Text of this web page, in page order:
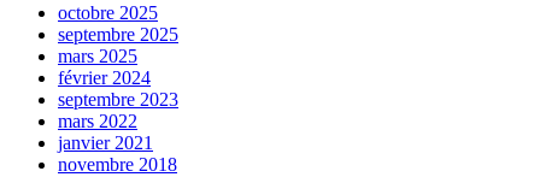
octobre 2025
septembre 2025
mars 2025
février 2024
septembre 2023
mars 2022
janvier 2021
novembre 2018